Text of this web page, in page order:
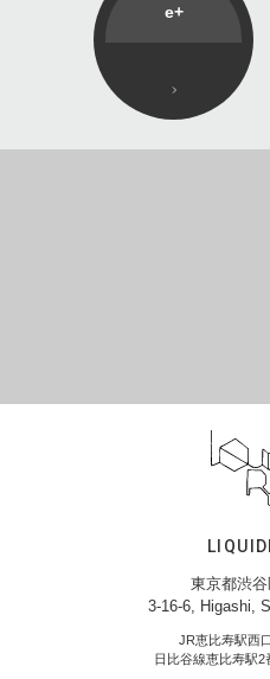
e+
東京都渋
3-16-6, Higashi,
JR恵比寿駅西
日比谷線恵比寿駅